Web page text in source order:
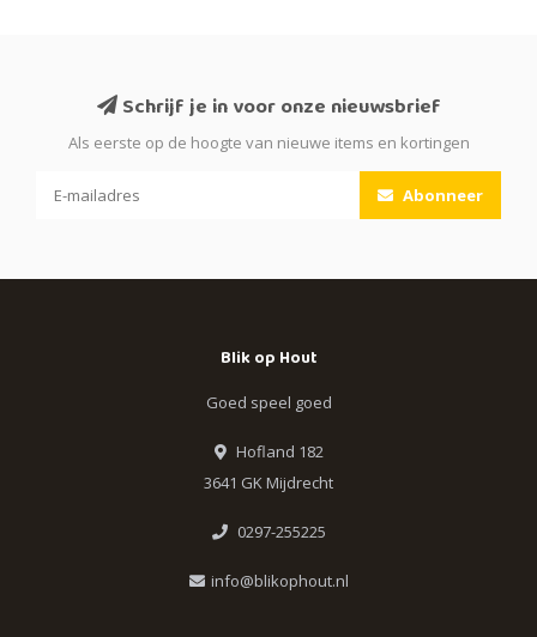
Schrijf je in voor onze nieuwsbrief
Als eerste op de hoogte van nieuwe items en kortingen
Abonneer
Blik op Hout
Goed speel goed
Hofland 182
3641 GK Mijdrecht
0297-255225
info@blikophout.nl